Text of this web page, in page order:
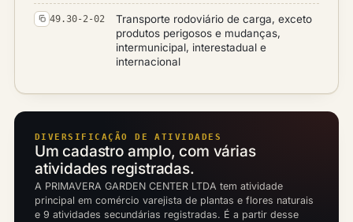
49.30-2-02
Transporte rodoviário de carga, exceto
produtos perigosos e mudanças,
intermunicipal, interestadual e
internacional
DIVERSIFICAÇÃO DE ATIVIDADES
Um cadastro amplo, com várias
atividades registradas.
A PRIMAVERA GARDEN CENTER LTDA tem atividade
principal em comércio varejista de plantas e flores naturais
e 9 atividades secundárias registradas. É a partir desse